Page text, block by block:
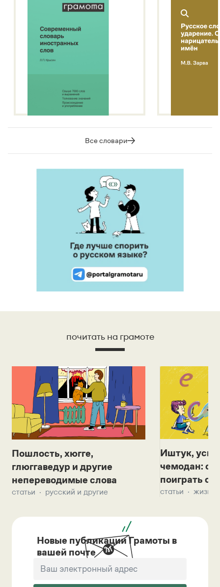
Все словари
почитать на грамоте
Пошлость, хюгге,
глюггаведур и другие
непереводимые слова
статьи русский и другие
Иштук,
чемодан:
поиграть с
статьи жизнь
Новые публикации Грамоты в
вашей почте